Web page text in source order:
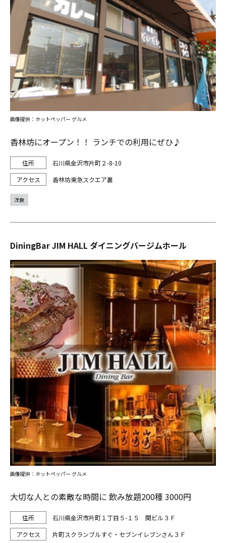
香林坊にオープン！！ ランチでの利用にぜひ♪
石川県金沢市片町２-8-10
香林坊東急スクエア裏
画像提供：ホットペッパー グルメ
洋食
DiningBar JIM HALL ダイニングバージムホール
大切な人との素敵な時間に 飲み放題200種 3000円
石川県金沢市片町１丁目５-１５ 関ビル３Ｆ
片町スクランブルすぐ・セブンイレブンさん３Ｆ
画像提供：ホットペッパー グルメ